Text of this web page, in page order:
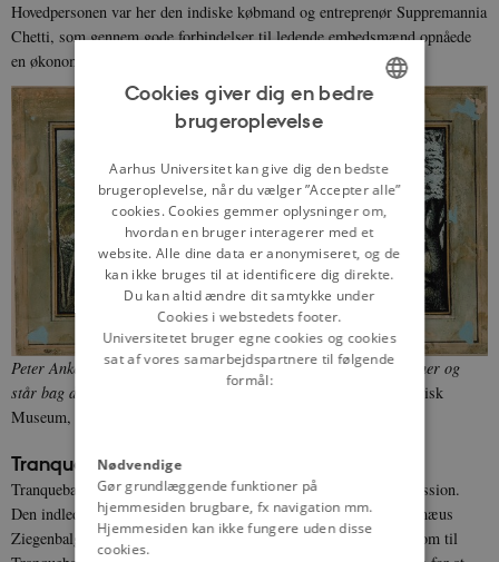
Hovedpersonen var her den indiske købmand og entreprenør Suppremannia
Chetti, som gennem gode forbindelser til ledende embedsmænd opnåede
en økonomisk dominerende stilling i kolonien.
Peter Anker, der var guvernør fra 1788 til 1806, var også kunstner og
står bag dette maleri af Tranquebar fra 1790
. Foto: Kulturhistorisk
Museum, Oslo
Tranquebar-missionen
Tranquebar var desuden hjemsted for verdens første lutherske mission.
Den indledte sit arbejde i 1706, da de to tyske præster Bartholomæus
Ziegenbalg (1682-1719) og Heinrich Plütschau (1676-1752) ankom til
DANISH
Cookies giver dig en bedre
brugeroplevelse
Aarhus Universitet kan give dig den bedste
brugeroplevelse, når du vælger ”Accepter alle”
cookies. Cookies gemmer oplysninger om,
hvordan en bruger interagerer med et
website. Alle dine data er anonymiseret, og de
kan ikke bruges til at identificere dig direkte.
Du kan altid ændre dit samtykke under
Cookies i webstedets footer.
Universitetet bruger egne cookies og cookies
sat af vores samarbejdspartnere til følgende
formål:
Nødvendige
Gør grundlæggende funktioner på
hjemmesiden brugbare, fx navigation mm.
Hjemmesiden kan ikke fungere uden disse
cookies.